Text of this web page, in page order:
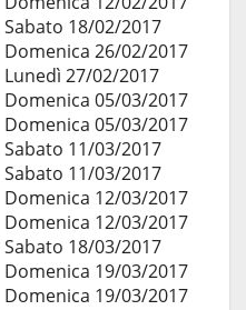
Sabato 18/02/2017
Domenica 26/02/2017
Lunedì 27/02/2017
Domenica 05/03/2017
Domenica 05/03/2017
Sabato 11/03/2017
Sabato 11/03/2017
Domenica 12/03/2017
Domenica 12/03/2017
Sabato 18/03/2017
Domenica 19/03/2017
Domenica 19/03/2017